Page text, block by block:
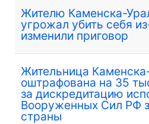
Жителю Каменска-
угрожал убить себя
изменили приговор
Жительница
оштрафована на 35
за дискредитацию
Вооруженных Сил РФ
страны